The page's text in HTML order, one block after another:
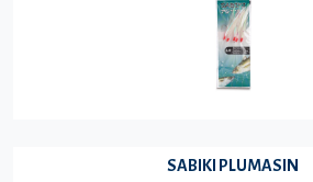
SABIKI PLUMASIN